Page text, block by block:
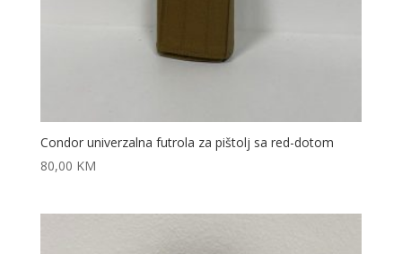
Condor univerzalna futrola za pištolj sa red-dotom
80,00 KM